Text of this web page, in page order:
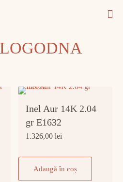
Inel Aur 14K 2.04
gr E1632
1.326,00lei
Adaugă în coș